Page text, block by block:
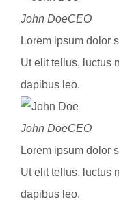
John DoeCEO
Lorem ipsum dolor
Ut elit tellus, luctus
dapibus leo.
John DoeCEO
Lorem ipsum dolor
Ut elit tellus, luctus
dapibus leo.